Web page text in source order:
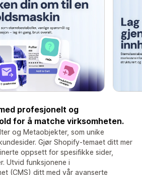
profesjonelt og
for å matche virksomheten.
og Metaobjekter, som unike
Gjør Shopify-temaet ditt mer
oppsett for spesifikke sider,
Utvid funksjonene i
(CMS) ditt med vår avanserte